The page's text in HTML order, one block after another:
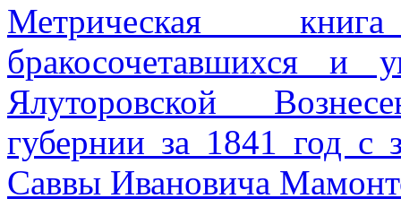
Метрическая
бракосочетавшихся
Ялуторовской
губернии за 1841 год с
Саввы Ивановича